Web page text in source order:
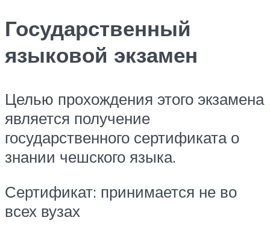
Государственный
языковой экзамен
Целью прохождения этого экзамена
является получение
государственного сертификата о
знании чешского языка.
Сертификат: принимается не во
всех вузах